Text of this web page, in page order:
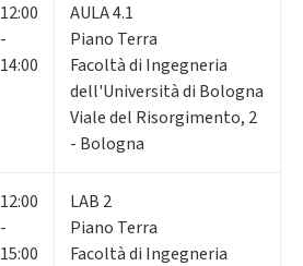
12:00
-
14:00
AULA 4.1
Piano Terra
Facoltà di Ingegneria
dell'Università di Bologna
Viale del Risorgimento, 2
- Bologna
12:00
-
15:00
LAB 2
Piano Terra
Facoltà di Ingegneria